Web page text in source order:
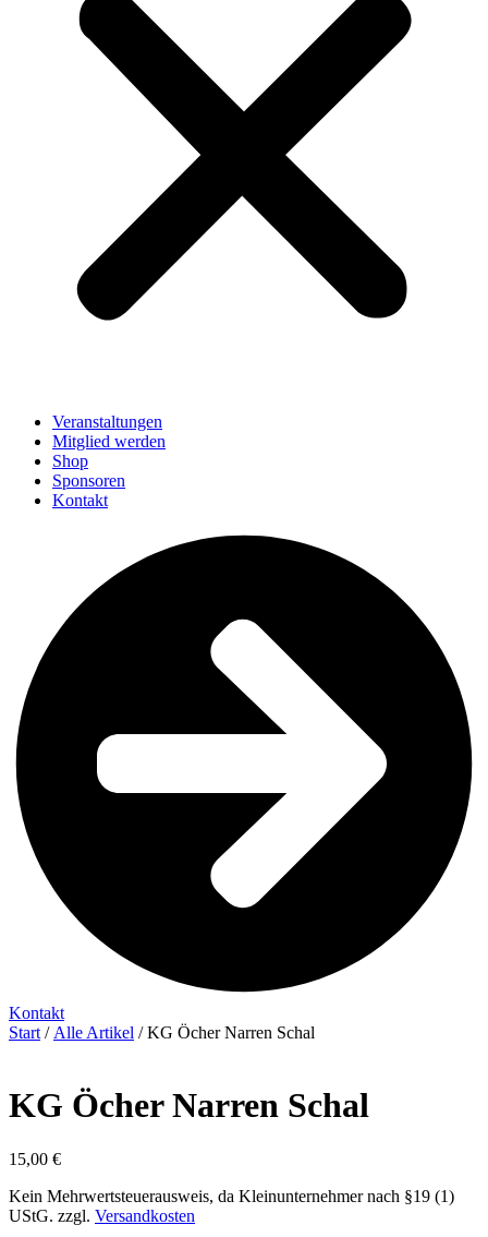
Veranstaltungen
Mitglied werden
Shop
Sponsoren
Kontakt
Kontakt
Start / Alle Artikel / KG Öcher Narren Schal
KG Öcher Narren Schal
15,00 €
Kein Mehrwertsteuerausweis, da Kleinunternehmer nach §19 (1)
UStG. zzgl. Versandkosten